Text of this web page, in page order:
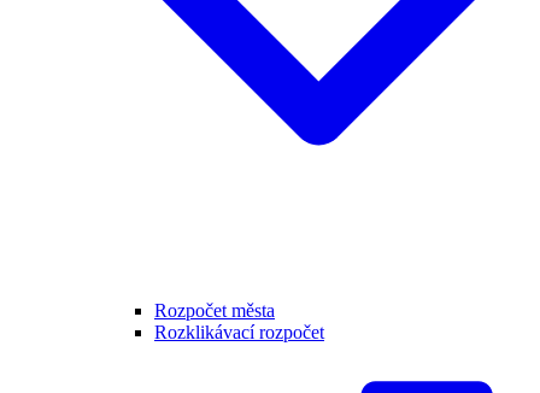
Rozpočet města
Rozklikávací rozpočet